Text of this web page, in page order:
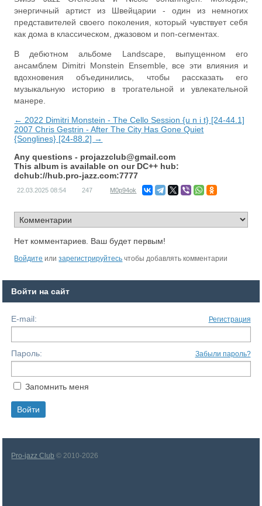
энергичный артист из Швейцарии - один из немногих
представителей своего поколения, который чувствует себя
как дома в классическом, джазовом и поп-сегментах.
В дебютном альбоме Landscape, выпущенном его
ансамблем Dimitri Monstein Ensemble, все эти влияния и
вдохновения объединились, чтобы рассказать его
музыкальную историю в трогательной и увлекательной
манере.
← 2022 Dimitri Monstein - The Cello Session {u n i t} [24-44.1]
2007 Chris Gestrin - After The City Has Gone Quiet
{Songlines} [24-88.2] →
Any questions - projazzclub@gmail.com
This album is available on our DC++ hub:
dchub://hub.pro-jazz.com:7777
22.03.2025 08:54 247 M0p94ok
Нет комментариев. Ваш будет первым!
Войдите илизарегистрируйтесь чтобы добавлять комментарии
Войти на сайт
E-mail: Регистрация
Пароль: Забыли пароль?
Запомнить меня
Pro-jazz Club © 2010-2026